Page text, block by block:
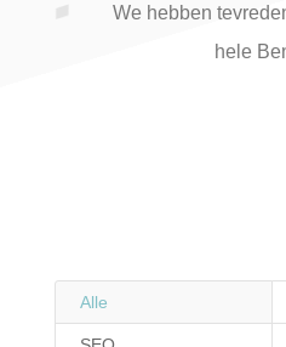
We hebben
hele
Alle